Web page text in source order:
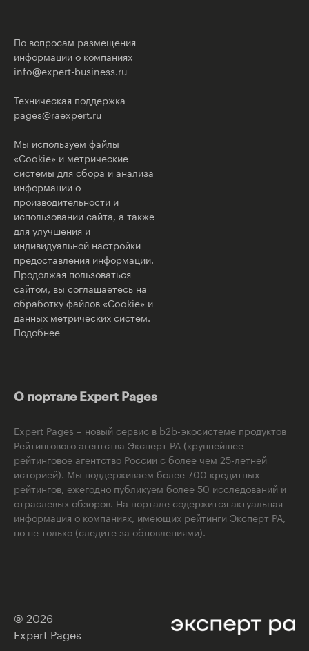
По вопросам размещения
информации о компаниях
info@expert-business.ru
Техническая поддержка
pages@raexpert.ru
Мы используем файлы
«Cookie» и метрические
системы для сбора и анализа
информации о
производительности и
использовании сайта, а также
для улучшения и
индивидуальной настройки
предоставления информации.
Продолжая пользоваться
сайтом, вы соглашаетесь на
обработку файлов «Cookie» и
данных метрических систем.
Подобнее
О портале Expert Pages
Expert Pages – новый сервис в b2b-экосистеме продуктов
Рейтингового агентства Эксперт РА (крупнейшее
рейтинговое агентство России с более чем 25-летней
историей). Мы поддерживаем более 700 кредитных
рейтингов, ежегодно публикуем более 50 исследований и
отраслевых обзоров. На портале содержится актуальная
информация о компаниях, имеющих рейтинги Эксперт РА,
но не только (следите за обновлениями).
© 2026
Expert Pages